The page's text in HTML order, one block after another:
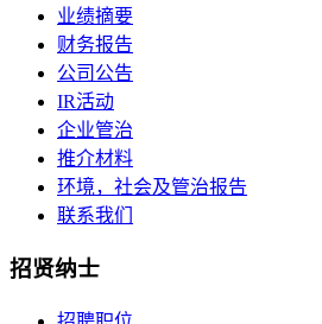
业绩摘要
财务报告
公司公告
IR活动
企业管治
推介材料
环境，社会及管治报告
联系我们
招贤纳士